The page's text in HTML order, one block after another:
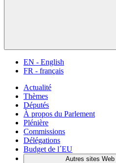
EN - English
FR - français
Actualité
Thèmes
Députés
À propos du Parlement
Plénière
Commissions
Délégations
Budget de l´EU
Autres sites Web